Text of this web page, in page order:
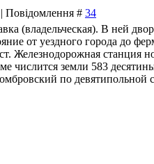
Повідомлення # 34
(владельческая). В ней
от уездного города до
Железнодорожная станция
числится земли 583
по девятипольной